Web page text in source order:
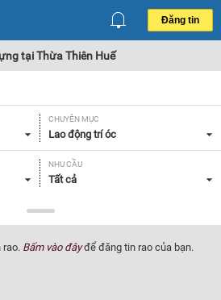
Đăng tin
tại Thừa Thiên Huế
CHUYÊN MỤC
Lao động trí óc
NHU CẦU
Tất cả
rao. Bấm vào đâyđể đăng tin rao của bạn.